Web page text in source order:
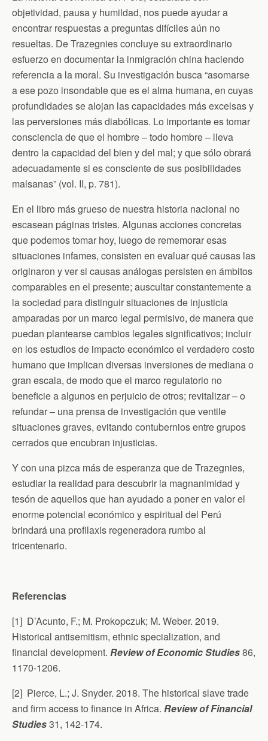
objetividad, pausa y humildad, nos puede ayudar a
encontrar respuestas a preguntas difíciles aún no
resueltas. De Trazegnies concluye su extraordinario
esfuerzo en documentar la inmigración china haciendo
referencia a la moral. Su investigación busca “asomarse
a ese pozo insondable que es el alma humana, en cuyas
profundidades se alojan las capacidades más excelsas y
las perversiones más diabólicas. Lo importante es tomar
consciencia de que el hombre – todo hombre – lleva
dentro la capacidad del bien y del mal; y que sólo obrará
adecuadamente si es consciente de sus posibilidades
malsanas” (vol. II, p. 781).
En el libro más grueso de nuestra historia nacional no
escasean páginas tristes. Algunas acciones concretas
que podemos tomar hoy, luego de rememorar esas
situaciones infames, consisten en evaluar qué causas las
originaron y ver si causas análogas persisten en ámbitos
comparables en el presente; auscultar constantemente a
la sociedad para distinguir situaciones de injusticia
amparadas por un marco legal permisivo, de manera que
puedan plantearse cambios legales significativos; incluir
en los estudios de impacto económico el verdadero costo
humano que implican diversas inversiones de mediana o
gran escala, de modo que el marco regulatorio no
beneficie a algunos en perjuicio de otros; revitalizar – o
refundar – una prensa de investigación que ventile
situaciones graves, evitando contubernios entre grupos
cerrados que encubran injusticias.
Y con una pizca más de esperanza que de Trazegnies,
estudiar la realidad para descubrir la magnanimidad y
tesón de aquellos que han ayudado a poner en valor el
enorme potencial económico y espiritual del Perú
brindará una profilaxis regeneradora rumbo al
tricentenario.
Referencias
[1] D’Acunto, F.; M. Prokopczuk; M. Weber. 2019.
Historical antisemitism, ethnic specialization, and
financial development. Review of Economic Studies86,
1170-1206.
[2] Pierce, L.; J. Snyder. 2018. The historical slave trade
and firm access to finance in Africa. Review of Financial
Studies31, 142-174.